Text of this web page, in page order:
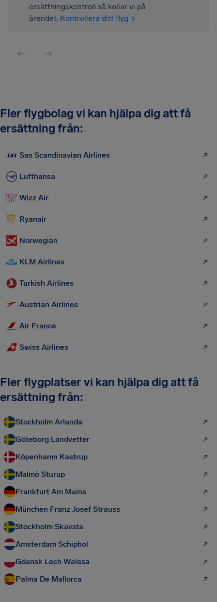
ersättningskontroll så kollar vi på
ärendet. Kontrollera ditt flyg
Fler flygbolag vi kan hjälpa dig att få
ersättning från:
Sas Scandinavian Airlines
Lufthansa
Wizz Air
Ryanair
Norwegian
KLM Airlines
Turkish Airlines
Austrian Airlines
Air France
Swiss Airlines
Fler flygplatser vi kan hjälpa dig att få
ersättning från:
Stockholm Arlanda
Göteborg Landvetter
Köpenhamn Kastrup
Malmö Sturup
Frankfurt Am Mains
München Franz Josef Strauss
Stockholm Skavsta
Amsterdam Schiphol
Gdansk Lech Walesa
Palma De Mallorca